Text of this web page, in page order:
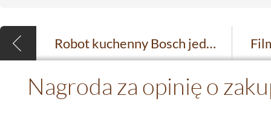
Robot kuchenny Bosch jedzie do województwa dolnośląskiego
Nagroda za opinię o